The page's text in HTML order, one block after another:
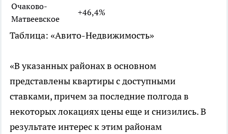
Очаково-
Матвеевское
+46,4%
Таблица: «Авито-Недвижимость»
«В указанных районах в основном
представлены квартиры с доступными
ставками, причем за последние полгода в
некоторых локациях цены еще и снизились. В
результате интерес к этим районам